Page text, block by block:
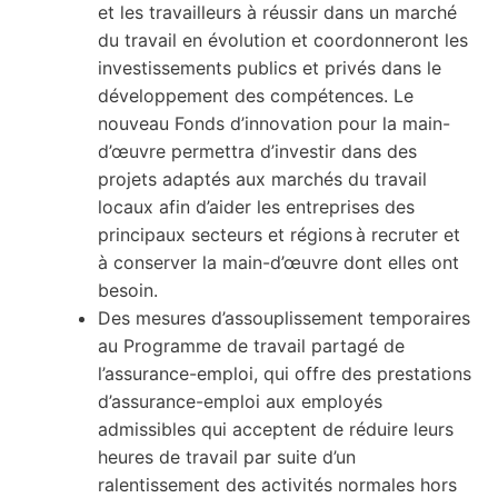
et les travailleurs à réussir dans un marché
du travail en évolution et coordonneront les
investissements publics et privés dans le
développement des compétences. Le
nouveau Fonds d’innovation pour la main-
d’œuvre permettra d’investir dans des
projets adaptés aux marchés du travail
locaux afin d’aider les entreprises des
principaux secteurs et régions à recruter et
à conserver la main-d’œuvre dont elles ont
besoin.
Des mesures d’assouplissement temporaires
au Programme de travail partagé de
l’assurance-emploi, qui offre des prestations
d’assurance-emploi aux employés
admissibles qui acceptent de réduire leurs
heures de travail par suite d’un
ralentissement des activités normales hors